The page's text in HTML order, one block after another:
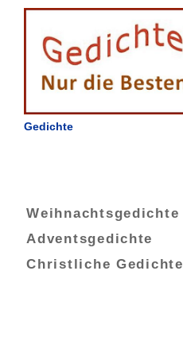
Gedichte
Weihnachtsgedichte
Adventsgedichte
Christliche Gedichte